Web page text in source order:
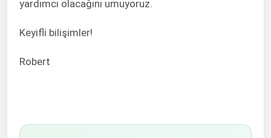
yardımcı olacağını umuyoruz.
Keyifli bilişimler!
Robert